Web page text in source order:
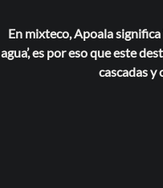
En mixteco, Apoala
agua’, es por eso que este
cascadas y